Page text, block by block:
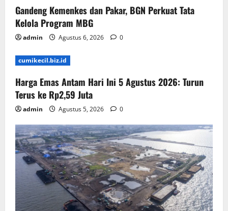
Gandeng Kemenkes dan Pakar, BGN Perkuat Tata
Kelola Program MBG
admin Agustus 6, 2026 0
cumikecil.biz.id
Harga Emas Antam Hari Ini 5 Agustus 2026: Turun
Terus ke Rp2,59 Juta
admin Agustus 5, 2026 0